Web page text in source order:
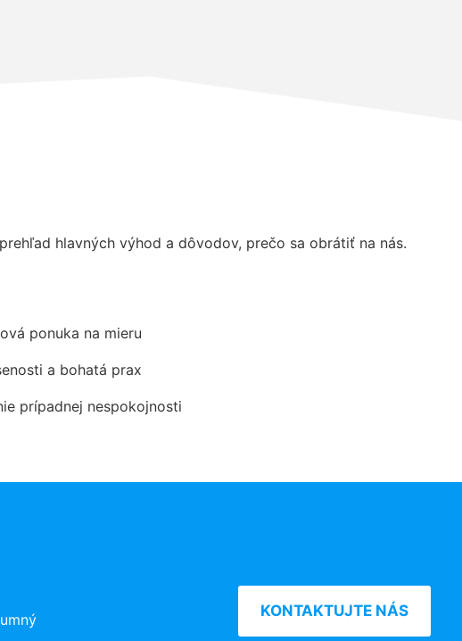
hlavných výhod a dôvodov, prečo sa obrátiť na nás.
ponuka na mieru
a bohatá prax
prípadnej nespokojnosti
KONTAKTUJTE NÁS